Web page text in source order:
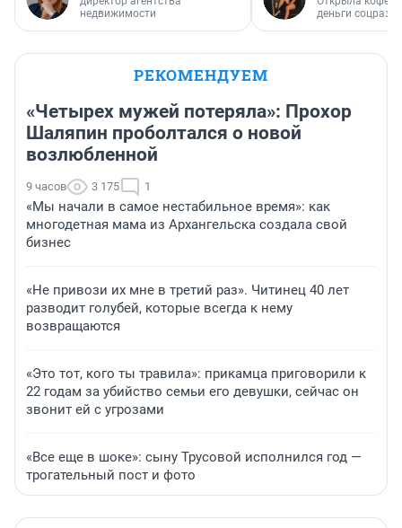
недвижимости
деньги
РЕКОМЕНДУЕМ
«Четырех мужей потеряла»: Прохор
Шаляпин проболтался о новой
возлюбленной
9 часов 3 175 1
«Мы начали в самое нестабильное время»: как
многодетная мама из Архангельска создала свой
бизнес
«Не привози их мне в третий раз». Читинец 40 лет
разводит голубей, которые всегда к нему
возвращаются
«Это тот, кого ты травила»: прикамца приговорили к
22 годам за убийство семьи его девушки, сейчас он
звонит ей с угрозами
«Все еще в шоке»: сыну Трусовой исполнился год —
трогательный пост и фото